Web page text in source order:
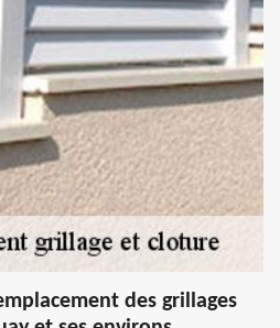
des grillages